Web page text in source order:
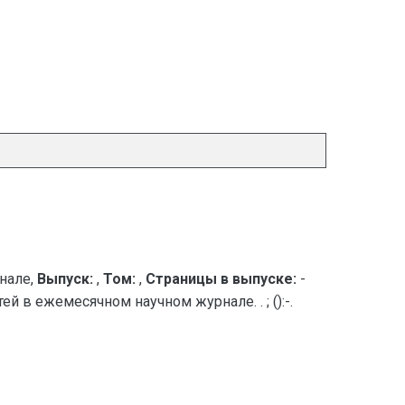
Выпуск: , Том: , Страницы в выпуске: -
в ежемесячном научном журнале. . ; ():-.